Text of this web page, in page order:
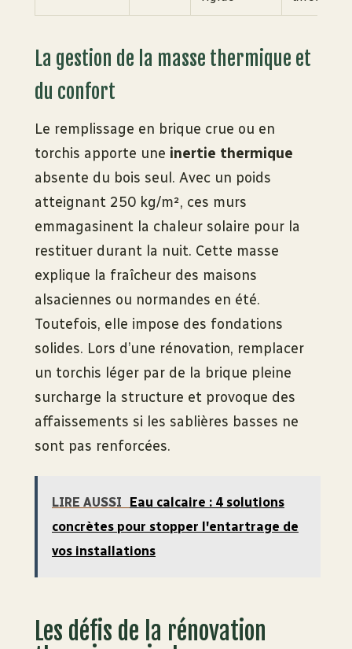
La gestion de la masse thermique et
du confort
Le remplissage en brique crue ou en
torchis apporte une inertie thermique
absente du bois seul. Avec un poids
atteignant 250 kg/m², ces murs
emmagasinent la chaleur solaire pour la
restituer durant la nuit. Cette masse
explique la fraîcheur des maisons
alsaciennes ou normandes en été.
Toutefois, elle impose des fondations
solides. Lors d’une rénovation, remplacer
un torchis léger par de la brique pleine
surcharge la structure et provoque des
affaissements si les sablières basses ne
sont pas renforcées.
LIRE AUSSI
Eau calcaire : 4 solutions
concrètes pour stopper l'entartrage de
vos installations
Les défis de la rénovation